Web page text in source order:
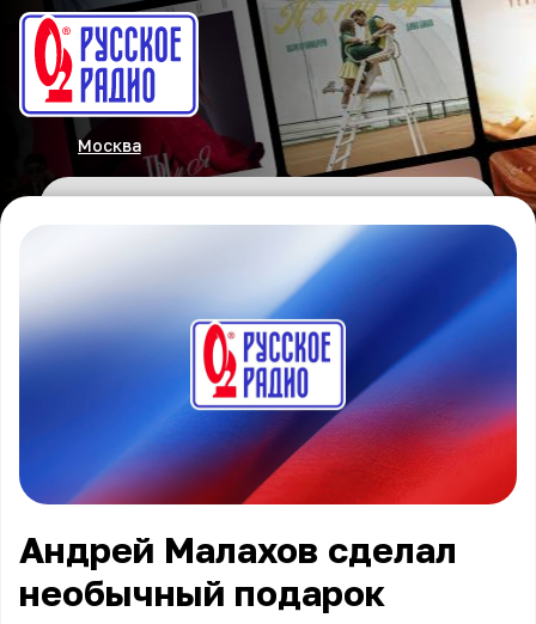
Москва
Андрей Малахов сделал
необычный подарок